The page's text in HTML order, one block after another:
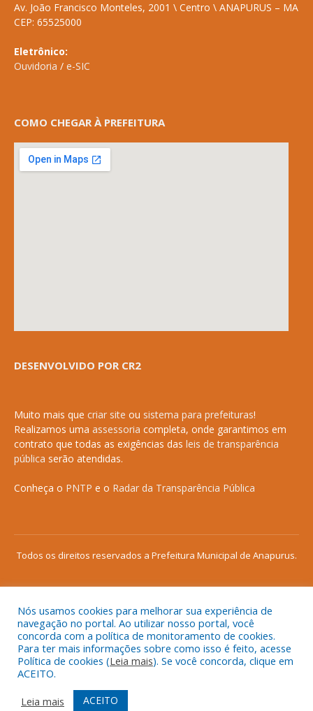
Av. João Francisco Monteles, 2001 \ Centro \ ANAPURUS – MA
CEP: 65525000
Eletrônico:
Ouvidoria / e-SIC
COMO CHEGAR À PREFEITURA
DESENVOLVIDO POR CR2
Muito mais que criar site ou sistema para prefeituras!
Realizamos uma assessoria completa, onde garantimos em
contrato que todas as exigências das leis de transparência
pública serão atendidas.
Conheça o PNTP e o Radar da Transparência Pública
Todos os direitos reservados a Prefeitura Municipal de Anapurus.
Mapa do Site
Acessar Área Administrativa
Acessar o Webmail
Nós usamos cookies para melhorar sua experiência de
navegação no portal. Ao utilizar nosso portal, você
concorda com a política de monitoramento de cookies.
Para ter mais informações sobre como isso é feito, acesse
Política de cookies (Leia mais). Se você concorda, clique em
ACEITO.
Leia mais
ACEITO